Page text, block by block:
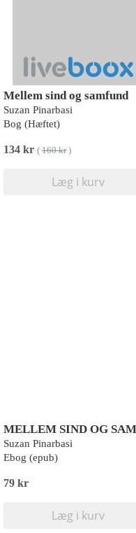
Mellem sind og samfund
Suzan Pinarbasi
Bog (Hæftet)
134 kr ( 160 kr)
Læg i kurv
Suzan Pinarbasi
Ebog (epub)
79 kr
Læg i kurv